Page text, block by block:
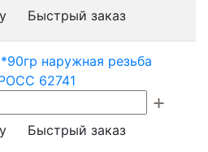
Быстрый заказ
наружная резьба
62741
Быстрый заказ